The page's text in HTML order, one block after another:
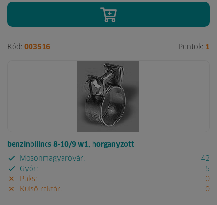
Kód: 003516 Pontok: 1
benzinbilincs 8-10/9 w1, horganyzott
Mosonmagyaróvár:
42
Győr:
5
Paks:
0
Külső raktár:
0